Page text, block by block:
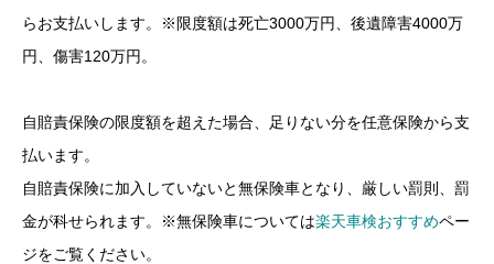
らお支払いします。※限度額は死亡3000万円、後遺障害4000万
円、傷害120万円。
自賠責保険の限度額を超えた場合、足りない分を任意保険から支
払います。
自賠責保険に加入していないと無保険車となり、厳しい罰則、罰
金が科せられます。※無保険車については楽天車検おすすめペー
ジをご覧ください。